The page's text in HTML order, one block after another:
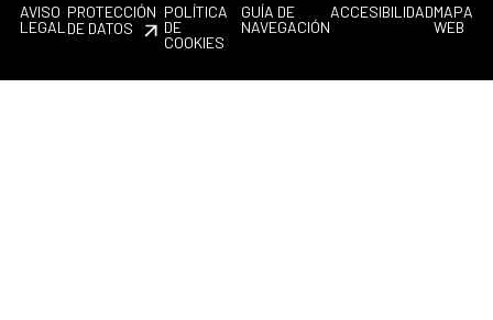
AVISO
LEGAL
PROTECCIÓN
DE DATOS
POLÍTICA
DE
COOKIES
GUÍA DE
NAVEGACIÓN
ACCESIBILIDADMAPA
WEB